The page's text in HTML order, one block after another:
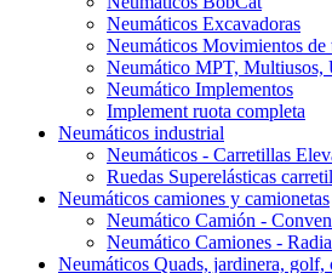
Neumáticos Excavadoras
Neumáticos Movimientos de
Neumático MPT, Multiusos,
Neumático Implementos
Implement ruota completa
Neumáticos industrial
Neumáticos - Carretillas
Ruedas Superelásticas
Neumáticos camiones y camionetas
Neumático Camión -
Neumático Camiones -
Neumáticos Quads, jardinera, golf,